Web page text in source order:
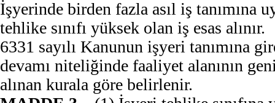
İşyerinde birden fazla asıl iş
tehlike sınıfı yüksek olan iş esas alınır.
6331 sayılı Kanunun işyeri tanımına
devamı niteliğinde faaliyet alanının
alınan kurala göre belirlenir.